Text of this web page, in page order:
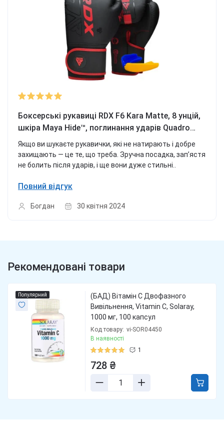
Боксерські рукавиці RDX F6 Kara Matte, 8 унцій,
шкіра Maya Hide™, поглинання ударів Quadro
Dome 3, вентиляція QD1, червоний,
Якщо ви шукаєте рукавички, які не натирають і добре
захищають — це те, що треба. Зручна посадка, зап’ястя
не болить після ударів, і ще вони дуже стильні..
Повний відгук
Богдан 30 квітня 2024
Рекомендовані товари
Популярний
(БАД) Вітамін С Двофазного
Вивільнення, Vitamin C, Solaray,
1000 мг, 100 капсул
Код товару: vi-SOR04450
В наявності
1
728 ₴